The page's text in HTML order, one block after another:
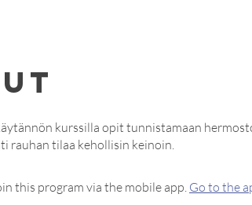
kurssilla opit tunnistamaan
rauhan tilaa kehollisin keinoin.
this program via the mobile app. Go to the